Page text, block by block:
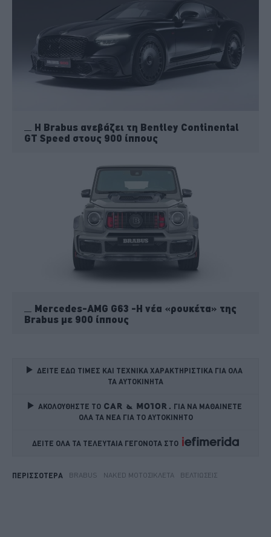
Η Brabus ανεβάζει τη Bentley Continental
GT Speed στους 900 ίππους
Mercedes-AMG G63 -H νέα «ρουκέτα» της
Brabus με 900 ίππους
ΔΕΙΤΕ ΕΔΩ ΤΙΜΕΣ ΚΑΙ ΤΕΧΝΙΚΑ ΧΑΡΑΚΤΗΡΙΣΤΙΚΑ ΓΙΑ ΟΛΑ
ΤΑ ΑΥΤΟΚΙΝΗΤΑ
ΑΚΟΛΟΥΘΗΣΤΕ ΤΟ
ΓΙΑ ΝΑ ΜΑΘΑΙΝΕΤΕ
ΟΛΑ ΤΑ ΝΕΑ ΓΙΑ ΤΟ ΑΥΤΟΚΙΝΗΤΟ
ΔΕΙΤΕ ΟΛΑ ΤΑ ΤΕΛΕΥΤΑΙΑ ΓΕΓΟΝΟΤΑ ΣΤΟ
ΠΕΡΙΣΣΟΤΕΡΑ BRABUS NAKED ΜΟΤΟΣΙΚΛΈΤΑ ΒΕΛΤΙΏΣΕΙΣ